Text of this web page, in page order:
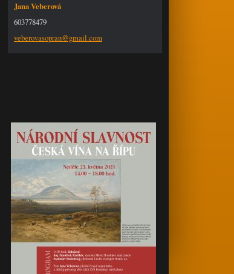
Jana Veberová
603778479
veberovasopran@gmail.com